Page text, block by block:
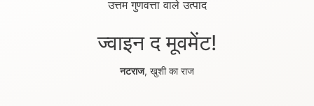
उत्तम गुणवत्ता वाले उत्पाद
ज्वाइन द मूवमेंट!
नटराज, खुशी का राज